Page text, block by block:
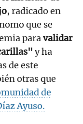
, radicado en
que se
paravalidar
y ha
de este
otras que
de
Ayuso.